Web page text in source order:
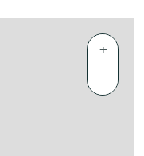
+
−